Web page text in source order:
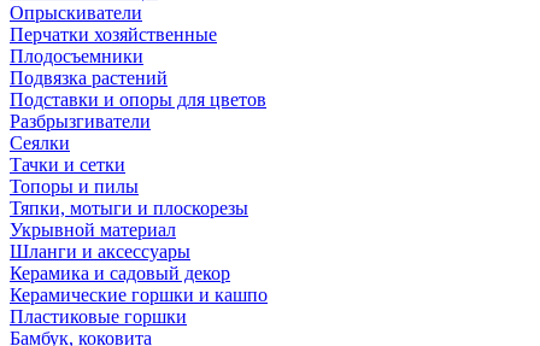
Опрыскиватели
Перчатки хозяйственные
Плодосъемники
Подвязка растений
Подставки и опоры для цветов
Разбрызгиватели
Сеялки
Тачки и сетки
Топоры и пилы
Тяпки, мотыги и плоскорезы
Укрывной материал
Шланги и аксессуары
Керамика и садовый декор
Керамические горшки и кашпо
Пластиковые горшки
Бамбук, коковита